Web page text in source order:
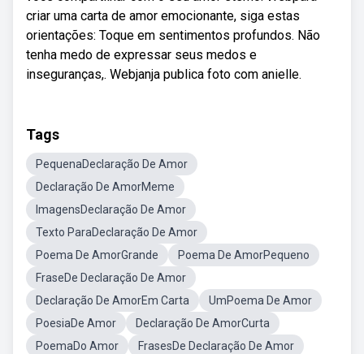
criar uma carta de amor emocionante, siga estas
orientações: Toque em sentimentos profundos. Não
tenha medo de expressar seus medos e
inseguranças,. Webjanja publica foto com anielle.
Tags
PequenaDeclaração De Amor
Declaração De AmorMeme
ImagensDeclaração De Amor
Texto ParaDeclaração De Amor
Poema De AmorGrande
Poema De AmorPequeno
FraseDe Declaração De Amor
Declaração De AmorEm Carta
UmPoema De Amor
PoesiaDe Amor
Declaração De AmorCurta
PoemaDo Amor
FrasesDe Declaração De Amor